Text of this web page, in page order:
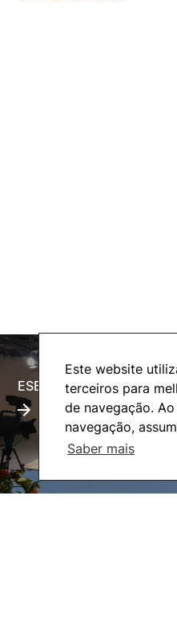
Este website
terceiros para
de navegação.
navegação,
Saber mais
ESECTV